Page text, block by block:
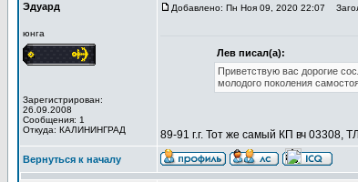
Эдуард
юнга
Зарегистрирован:
26.09.2008
Сообщения: 1
Откуда: КАЛИНИНГРАД
Добавлено: Пн Ноя 09, 2020 22:07
Лев писал(а):
Приветствую вас дорогие
молодого поколения
89-91 г.г. Тот же самый КП вч 03308,
Вернуться к началу